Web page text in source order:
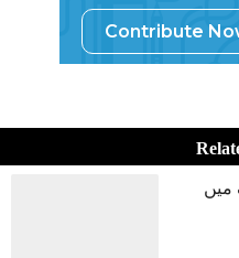
Contribute
میں